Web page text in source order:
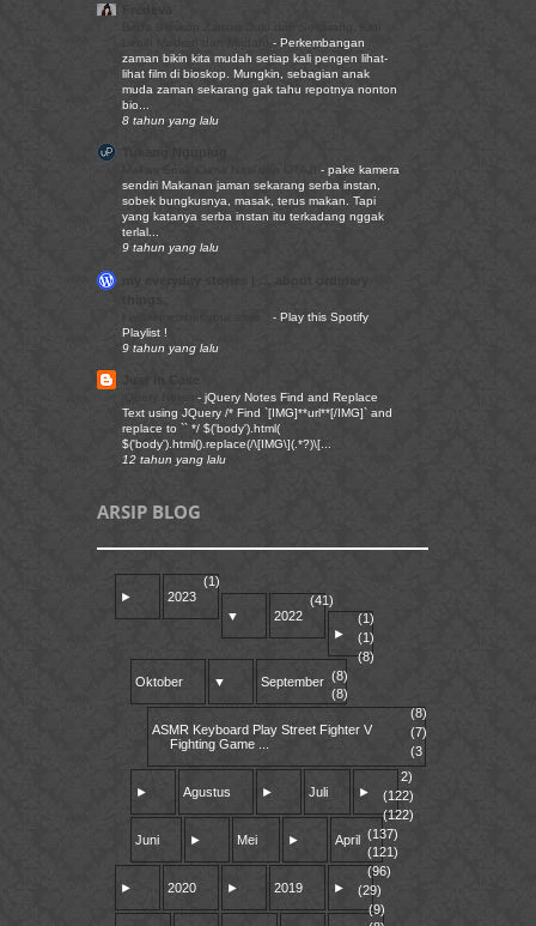
- Perkembangan
zaman bikin kita mudah setiap kali pengen lihat-
lihat film di bioskop. Mungkin, sebagian anak
muda zaman sekarang gak tahu repotnya nonton
bio...
8 tahun yang lalu
- pake kamera
sendiri Makanan jaman sekarang serba instan,
sobek bungkusnya, masak, terus makan. Tapi
yang katanya serba instan itu terkadang nggak
terlal...
9 tahun yang lalu
- Play this Spotify
Playlist !
9 tahun yang lalu
- jQuery Notes Find and Replace
Text using JQuery /* Find `[IMG]**url**[/IMG]` and
replace to `` */ $('body').html(
$('body').html().replace(/\[IMG\](.*?)\[...
12 tahun yang lalu
ARSIP BLOG
► 2023
(1)
▼ 2022
(41)
►
Oktober
(1)
▼ September
(1)
ASMR Keyboard Play Street Fighter V
Fighting Game ...
► Agustus
(8)
► Juli
(8)
►
Juni
(8)
► Mei
(8)
► April
(7)
► 2020
(3
2)
► 2019
(122)
►
(122)
(137)
(121)
(96)
(29)
(9)